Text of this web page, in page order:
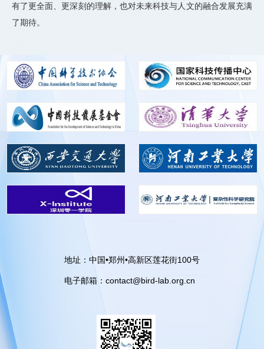
有了更全面、更深刻的理解，也对未来科技与人文的融合发展充满
了期待。
地址：中国•郑州•高新区莲花街100号
电子邮箱：contact@bird-lab.org.cn